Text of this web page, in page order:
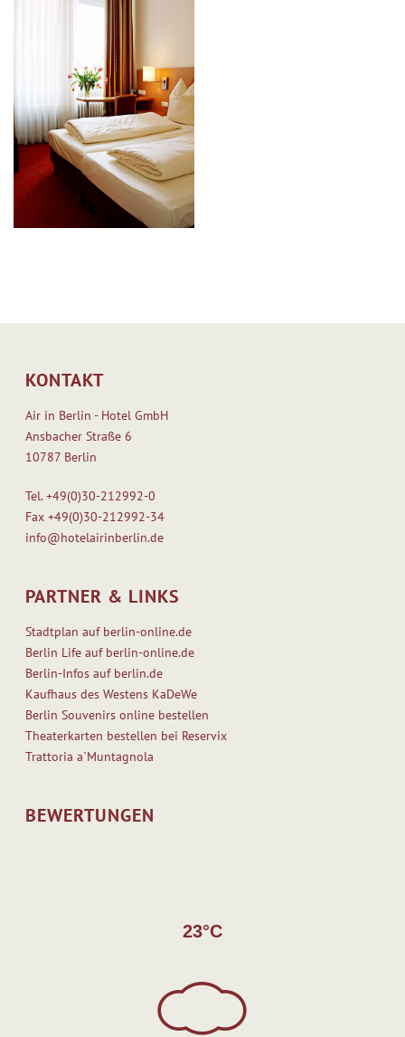
KONTAKT
Air in Berlin - Hotel GmbH
Ansbacher Straße 6
10787 Berlin
Tel.+49(0)30-212992-0
Fax+49(0)30-212992-34
info@hotelairinberlin.de
PARTNER & LINKS
Stadtplan auf berlin-online.de
Berlin Life auf berlin-online.de
Berlin-Infos auf berlin.de
Kaufhaus des Westens KaDeWe
Berlin Souvenirs online bestellen
Theaterkarten bestellen bei Reservix
Trattoria a`Muntagnola
BEWERTUNGEN
23°C